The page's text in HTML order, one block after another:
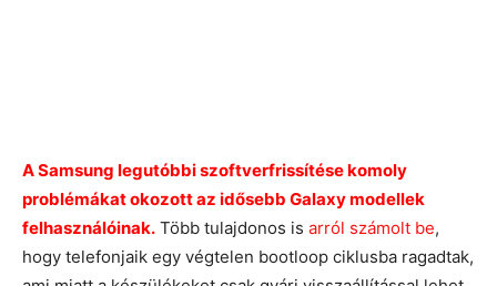
A Samsung legutóbbi szoftverfrissítése komoly
problémákat okozott az idősebb Galaxy modellek
felhasználóinak. Több tulajdonos is arról számolt be,
hogy telefonjaik egy végtelen bootloop ciklusba ragadtak,